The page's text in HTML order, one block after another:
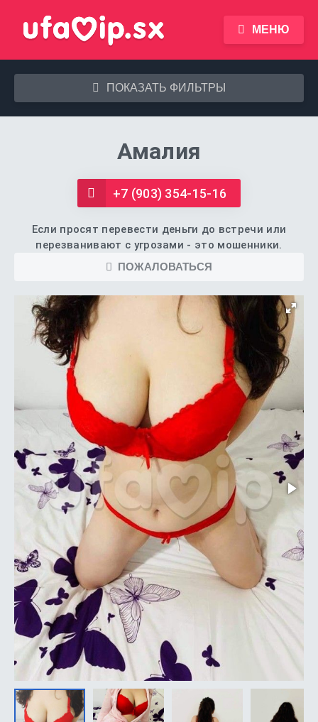
МЕНЮ
ПОКАЗАТЬ ФИЛЬТРЫ
Амалия
+7 (903) 354-15-16
Если просят перевести деньги до встречи или
перезванивают с угрозами - это мошенники.
ПОЖАЛОВАТЬСЯ